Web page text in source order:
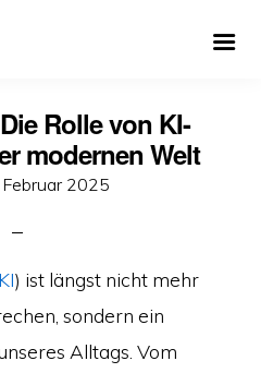
Rolle von KI-
modernen Welt
Februar 2025
) ist längst nicht mehr
sondern ein
Alltags. Vom